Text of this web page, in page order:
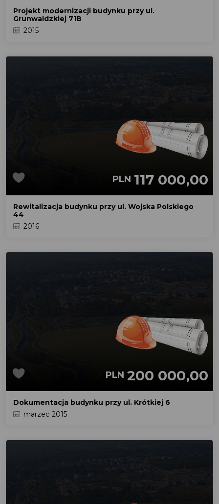
Projekt modernizacji budynku przy ul.
Grunwaldzkiej 71B
2015
PLN 117 000,00
Rewitalizacja budynku przy ul. Wojska Polskiego
44
2016
PLN 200 000,00
Dokumentacja budynku przy ul. Krótkiej 6
marzec 2015